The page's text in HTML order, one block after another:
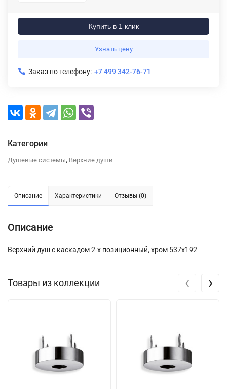
Купить в 1 клик
Узнать цену
Заказ по телефону: +7 499 342-76-71
Категории
Душевые системы, Верхние души
Описание Характеристики Отзывы (0)
Описание
Верхний душ с каскадом 2-х позиционный, хром 537х192
Товары из коллекции ‹ ›